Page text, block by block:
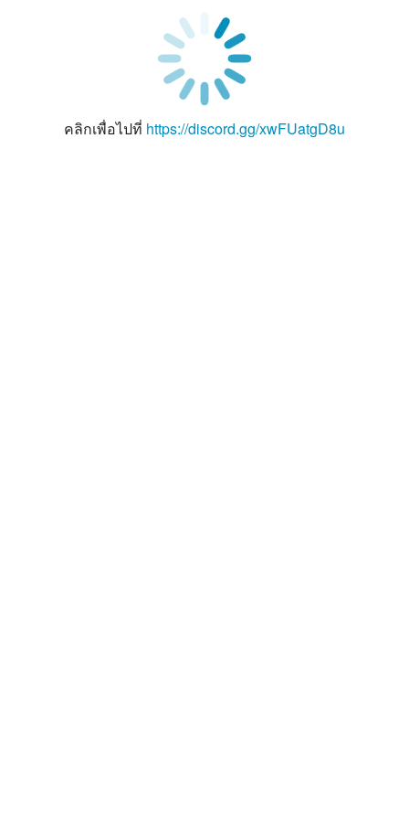
คลิกเพื่อไปที่ https://discord.gg/xwFUatgD8u